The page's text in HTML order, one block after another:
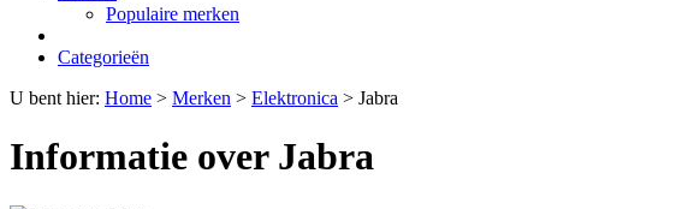
Populaire merken
Categorieën
U bent hier: Home > Merken > Elektronica > Jabra
Informatie over Jabra